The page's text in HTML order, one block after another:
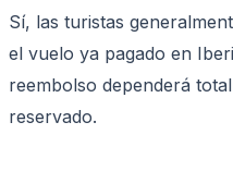
Sí, las turistas
el vuelo ya pagado en
reembolso dependerá
reservado.